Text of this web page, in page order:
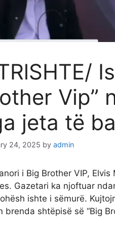
Vip”
jeta të
24, 2025 by admin
i Big Brother VIP,
Gazetari ka njoftuar
ishte i sëmurë.
brenda shtëpisë së “Big